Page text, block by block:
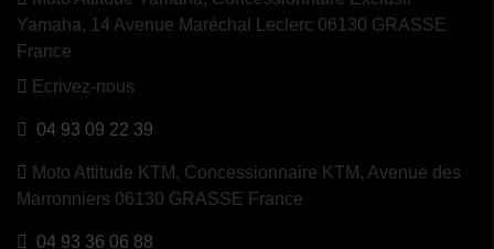
Yamaha, 14 Avenue Maréchal Leclerc 06130 GRASSE
France
Ecrivez-nous
04 93 09 22 39
Moto Attitude KTM, Concessionnaire KTM, Avenue des
Marronniers 06130 GRASSE France
04 93 36 06 88